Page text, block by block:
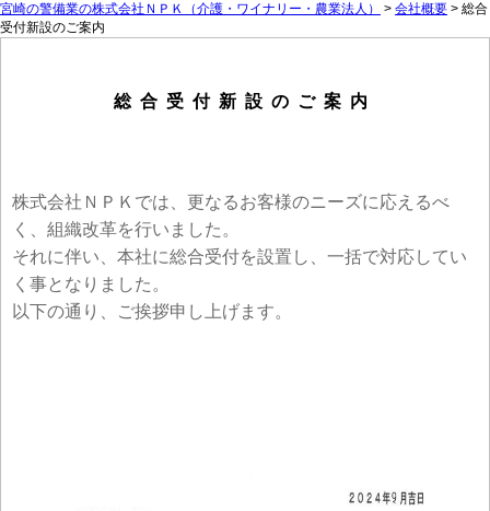
宮崎の警備業の株式会社ＮＰＫ（介護・ワイナリー・農業法人） > 会社概要 > 総合
受付新設のご案内
総合受付新設のご案内
株式会社ＮＰＫでは、更なるお客様のニーズに応えるべ
く、組織改革を行いました。
それに伴い、本社に総合受付を設置し、一括で対応してい
く事となりました。
以下の通り、ご挨拶申し上げます。